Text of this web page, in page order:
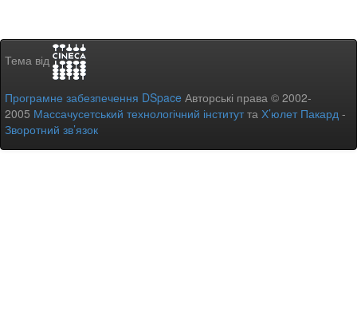
Тема від
Програмне забезпечення DSpace Авторські права © 2002-
2005 Массачусетський технологічний інститутта Х’юлет Пакард -
Зворотний зв’язок